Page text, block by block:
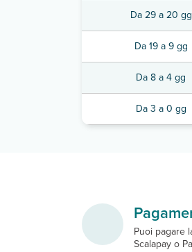
Da 29 a 20 gg
Da 19 a 9 gg
Da 8 a 4 gg
Da 3 a 0 gg
Puoi pagare
Scalapay o